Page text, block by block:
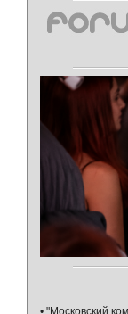
• "Московский